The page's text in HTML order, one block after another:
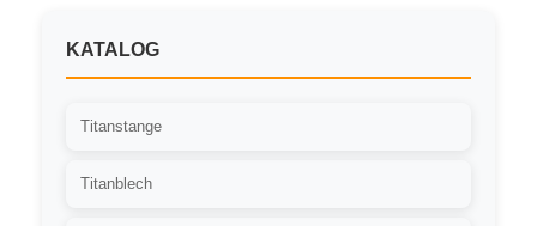
KATALOG
Titanstange
Titanblech